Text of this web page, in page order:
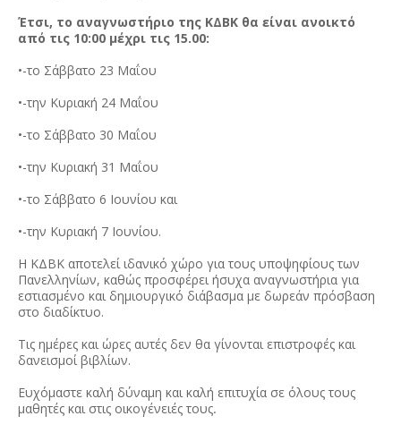
Έτσι, το αναγνωστήριο της ΚΔΒΚ θα είναι ανοικτό
από τις 10:00 μέχρι τις 15.00:
•-το Σάββατο 23 Μαΐου
•-την Κυριακή 24 Μαΐου
•-το Σάββατο 30 Μαΐου
•-την Κυριακή 31 Μαΐου
•-το Σάββατο 6 Ιουνίου και
•-την Κυριακή 7 Ιουνίου.
Η ΚΔΒΚ αποτελεί ιδανικό χώρο για τους υποψηφίους των
Πανελληνίων, καθώς προσφέρει ήσυχα αναγνωστήρια για
εστιασμένο και δημιουργικό διάβασμα με δωρεάν πρόσβαση
στο διαδίκτυο.
Τις ημέρες και ώρες αυτές δεν θα γίνονται επιστροφές και
δανεισμοί βιβλίων.
Ευχόμαστε καλή δύναμη και καλή επιτυχία σε όλους τους
μαθητές και στις οικογένειές τους.